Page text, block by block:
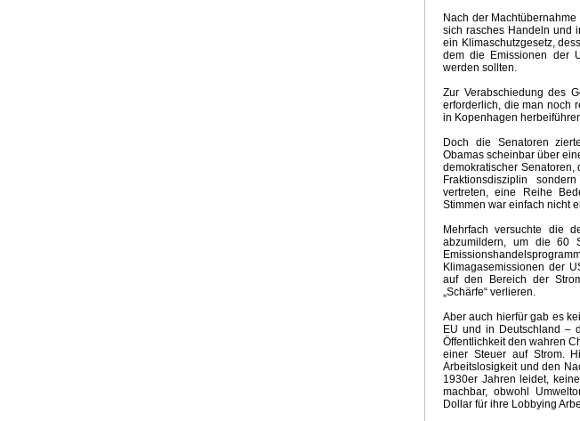
Hart aber Fair Weltuntergang 2052
Nach der
sich rasches Handeln und
ein Klimaschutzgesetz,
dem die Emissionen der
werden sollten.
Zur Verabschiedung des
erforderlich, die man noch
in Kopenhagen
Doch die Senatoren
Obamas scheinbar über
demokratischer
Fraktionsdisziplin
vertreten, eine Reihe
Stimmen war einfach nicht
Mehrfach versuchte die
abzumildern, um die 60
Klimagasemissionen der
auf den Bereich der
„Schärfe“ verlieren.
Aber auch hierfür gab es
EU und in Deutschland –
Öffentlichkeit den wahren
einer Steuer auf Strom.
Arbeitslosigkeit und den
1930er Jahren leidet,
machbar, obwohl
Dollar für ihre Lobbying